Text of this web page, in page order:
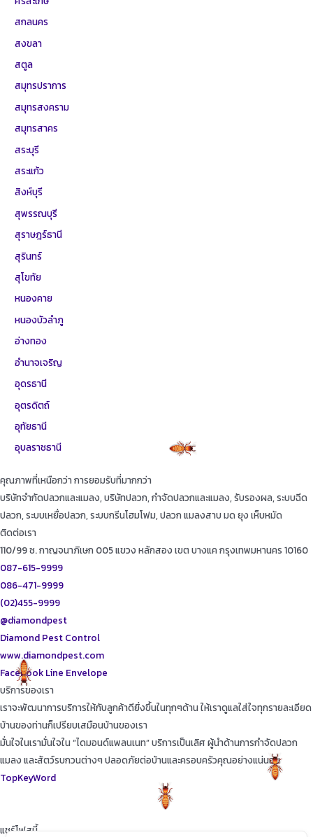
สกลนคร
สงขลา
สตูล
สมุทรปราการ
สมุทรสงคราม
สมุทรสาคร
สระบุรี
สระแก้ว
สิงห์บุรี
สุพรรณบุรี
สุราษฎร์ธานี
สุรินทร์
สุโขทัย
หนองคาย
หนองบัวลำภู
อ่างทอง
อำนาจเจริญ
อุดรธานี
อุตรดิตถ์
อุทัยธานี
อุบลราชธานี
คุณภาพที่เหนือกว่า การยอมรับที่มากกว่า
บริษัทจำกัดปลวกและแมลง, บริษัทปลวก, กำจัดปลวกและแมลง, รับรองผล, ระบบฉีด
ปลวก, ระบบเหยื่อปลวก, ระบบกรีนโฮมโฟม, ปลวก แมลงสาบ มด ยุง เห็บหมัด
ติดต่อเรา
110/99 ซ. กาญจนาภิเษก 005 แขวง หลักสอง เขต บางแค กรุงเทพมหานคร 10160
087-615-9999
086-471-9999
(02)455-9999
@diamondpest
Diamond Pest Control
www.diamondpest.com
Facebook Line Envelope
บริการของเรา
เราจะพัฒนาการบริการให้กับลูกค้าดียิ่งขึ้นในทุกๆด้าน ให้เราดูแลใส่ใจทุกรายละเอียด
บ้านของท่านก็เปรียบเสมือนบ้านของเรา
มั่นใจในเรามั่นใจใน “ไดมอนด์แพลนเนท” บริการเป็นเลิศ ผู้นำด้านการกำจัดปลวก
แมลง และสัตว์รบกวนต่างๆ ปลอดภัยต่อบ้านและครอบครัวคุณอย่างแน่นอน
TopKeyWord
แชร์โฟสนี้